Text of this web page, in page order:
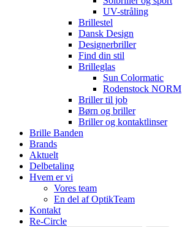
UV-stråling
Brillestel
Dansk Design
Designerbriller
Find din stil
Brilleglas
Sun Colormatic
Rodenstock NORM
Briller til job
Børn og briller
Briller og kontaktlinser
Brille Banden
Brands
Aktuelt
Delbetaling
Hvem er vi
Vores team
En del af OptikTeam
Kontakt
Re-Circle